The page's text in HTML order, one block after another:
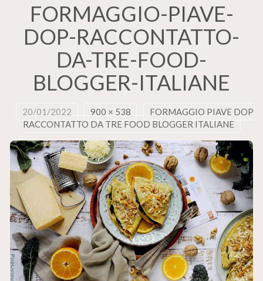
FORMAGGIO-PIAVE-
DOP-RACCONTATTO-
DA-TRE-FOOD-
BLOGGER-ITALIANE
20/01/2022 900 × 538
FORMAGGIO PIAVE DOP
RACCONTATTO DA TRE FOOD BLOGGER ITALIANE